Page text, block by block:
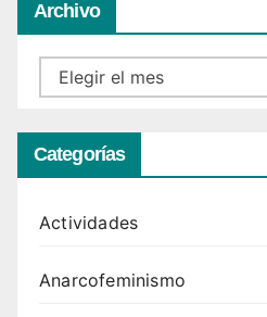
Archivo
Archivo
Categorías
Actividades
Anarcofeminismo